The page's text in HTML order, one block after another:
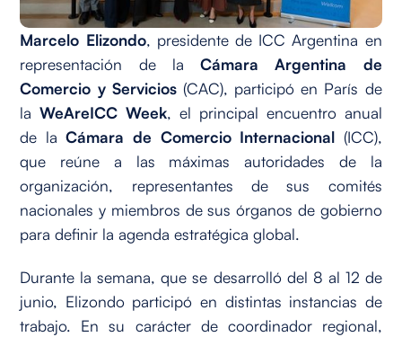
Marcelo Elizondo, presidente de ICC Argentina en
representación de laCámara Argentina de
Comercio y Servicios(CAC), participó en París de
laWeAreICC Week, el principal encuentro anual
de laCámara de Comercio Internacional (ICC),
que reúne a las máximas autoridades de la
organización, representantes de sus comités
nacionales y miembros de sus órganos de gobierno
para definir la agenda estratégica global.
Durante la semana, que se desarrolló del 8 al 12 de
junio, Elizondo participó en distintas instancias de
trabajo. En su carácter de coordinador regional,